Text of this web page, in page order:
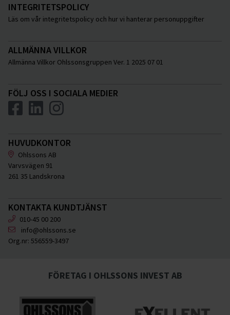
INTEGRITETSPOLICY
Läs om vår integritetspolicy och hur vi hanterar personuppgifter
ALLMÄNNA VILLKOR
Allmänna Villkor Ohlssonsgruppen Ver. 1 2025 07 01
FÖLJ OSS I SOCIALA MEDIER
HUVUDKONTOR
Ohlssons AB
Varvsvägen 91
261 35 Landskrona
KONTAKTA KUNDTJÄNST
010-45 00 200
info@ohlssons.se
Org.nr: 556559-3497
FÖRETAG I OHLSSONS INVEST AB